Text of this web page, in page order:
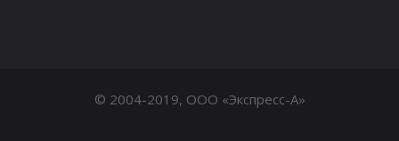
© 2004-2019, ООО «Экспресс-А»